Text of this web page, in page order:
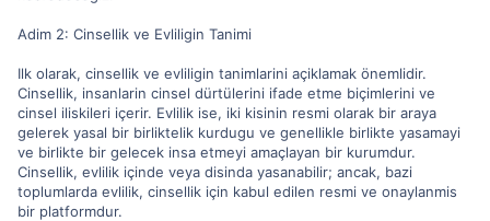
Adim 2: Cinsellik ve Evliligin Tanimi
Ilk olarak, cinsellik ve evliligin tanimlarini açiklamak önemlidir.
Cinsellik, insanlarin cinsel dürtülerini ifade etme biçimlerini ve
cinsel iliskileri içerir. Evlilik ise, iki kisinin resmi olarak bir araya
gelerek yasal bir birliktelik kurdugu ve genellikle birlikte yasamayi
ve birlikte bir gelecek insa etmeyi amaçlayan bir kurumdur.
Cinsellik, evlilik içinde veya disinda yasanabilir; ancak, bazi
toplumlarda evlilik, cinsellik için kabul edilen resmi ve onaylanmis
bir platformdur.